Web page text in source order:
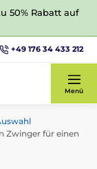
50% Rabatt auf
+49 176 34 433 212
Menü
Zwinger für einen